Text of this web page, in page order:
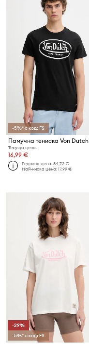
-5%* с код: FS
Памучна тениска Von Dutch
Текуща цена:
16,99 €
Редовна цена:34,72 €
Най-ниска цена:17,99 €
-29%
-5%* с код: FS